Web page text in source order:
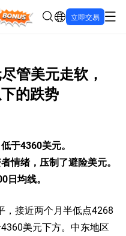
Bonus 立即交易
管美元走软，
的跌势
于4360美元。
情绪，压制了避险美元。
日均线。
接近两个月半低点4268
美元下方。中东地区